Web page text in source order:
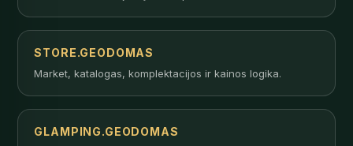
STORE.GEODOMAS
Market, katalogas, komplektacijos ir kainos logika.
GLAMPING.GEODOMAS